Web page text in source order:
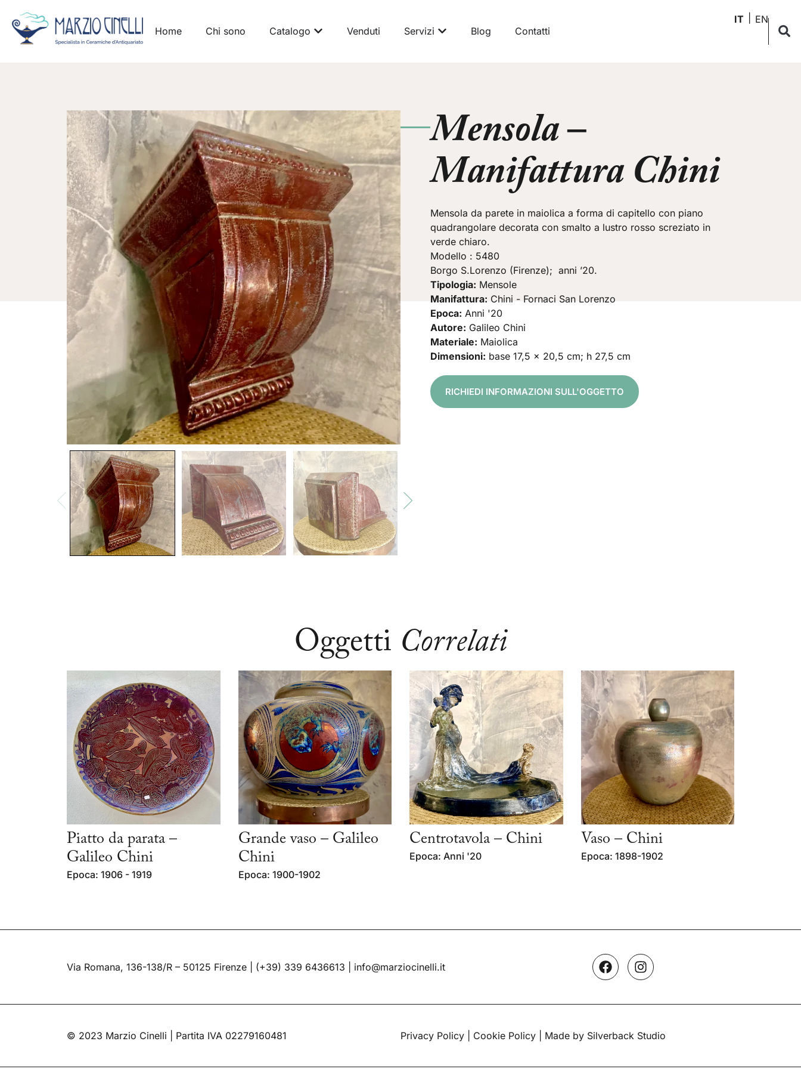
Home Chi sono Catalogo Venduti Servizi Blog Contatti
IT EN
Mensola –
Manifattura Chini
Mensola da parete in maiolica a forma di capitello con piano
quadrangolare decorata con smalto a lustro rosso screziato in
verde chiaro.
Modello : 5480
Borgo S.Lorenzo (Firenze); anni ’20.
Tipologia: Mensole
Manifattura: Chini - Fornaci San Lorenzo
Epoca: Anni '20
Autore: Galileo Chini
Materiale: Maiolica
Dimensioni: base 17,5 x 20,5 cm; h 27,5 cm
RICHIEDI INFORMAZIONI SULL'OGGETTO
Oggetti Correlati
Piatto da parata –
Galileo Chini
Epoca: 1906 - 1919
Grande vaso – Galileo
Chini
Epoca: 1900-1902
Centrotavola – Chini
Epoca: Anni '20
Vaso – Chini
Epoca: 1898-1902
Via Romana, 136-138/R – 50125 Firenze | (+39) 339 6436613 info@marziocinelli.it
© 2023 Marzio Cinelli | Partita IVA 02279160481 Privacy Policy Cookie Policy | Made by Silverback Studio